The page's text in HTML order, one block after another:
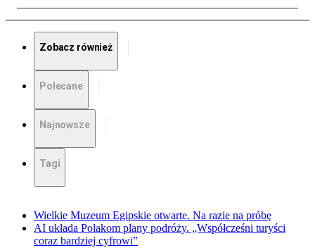
Zobacz również
Polecane
Najnowsze
Tagi
Wielkie Muzeum Egipskie otwarte. Na razie na próbę
AI układa Polakom plany podróży. „Współcześni turyści
coraz bardziej cyfrowi”